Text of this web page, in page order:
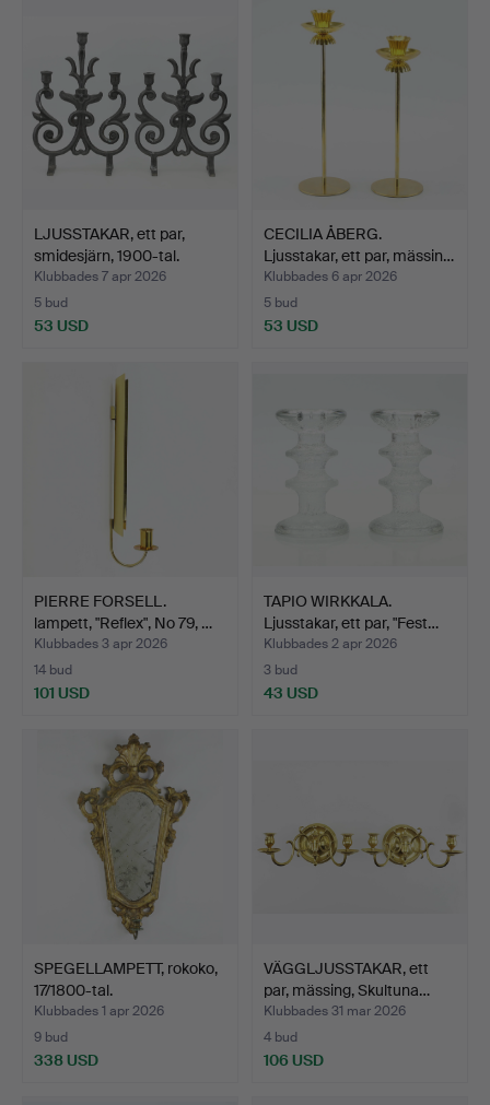
LJUSSTAKAR, ett par,
smidesjärn, 1900-tal.
Klubbades 7 apr 2026
5 bud
53 USD
CECILIA ÅBERG.
Ljusstakar, ett par, mässin…
Klubbades 6 apr 2026
5 bud
53 USD
PIERRE FORSELL.
lampett, "Reflex", No 79, …
Klubbades 3 apr 2026
14 bud
101 USD
TAPIO WIRKKALA.
Ljusstakar, ett par, "Fest…
Klubbades 2 apr 2026
3 bud
43 USD
SPEGELLAMPETT, rokoko,
17/1800-tal.
Klubbades 1 apr 2026
9 bud
338 USD
VÄGGLJUSSTAKAR, ett
par, mässing, Skultuna…
Klubbades 31 mar 2026
4 bud
106 USD